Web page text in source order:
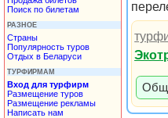
Поиск по билетам
РАЗНОЕ
Страны
Популярность туров
Отдых в Беларуси
ТУРФИРМАМ
Вход для турфирм
Размещение туров
Размещение рекламы
Написать нам